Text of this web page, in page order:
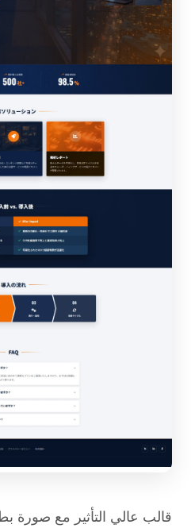
قالب عالي التأثير مع صورة